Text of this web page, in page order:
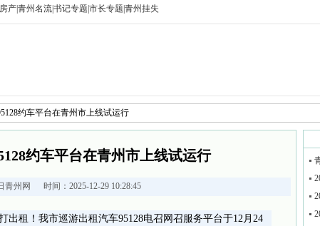
产青州名流书记专题 市长专题 青州挂失
约车平台在青州市上线试运行
约车平台在青州市上线试运行
青州网 时间：2025-12-29 10:28:45
出租！我市巡游出租汽车95128电召网召服务平台于12月24